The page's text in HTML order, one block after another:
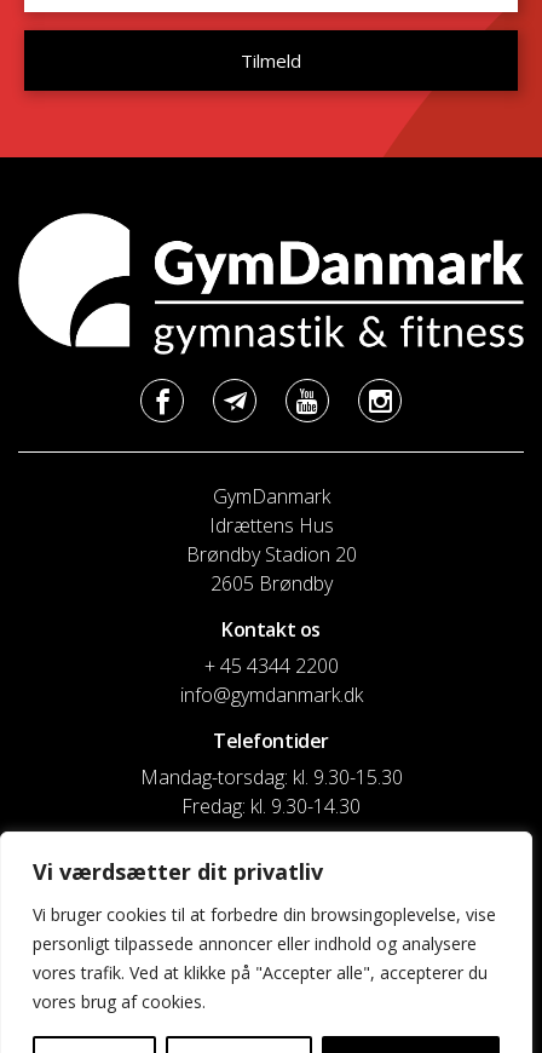
Vi værdsætter dit privatliv
Vi bruger cookies til at forbedre din browsingoplevelse, vise
personligt tilpassede annoncer eller indhold og analysere
vores trafik. Ved at klikke på "Accepter alle", accepterer du
vores brug af cookies.
GymDanmark
Idrættens Hus
Brøndby Stadion 20
2605 Brøndby
Kontakt os
+ 45 4344 2200
info@gymdanmark.dk
Telefontider
Mandag-torsdag: kl. 9.30-15.30
Fredag: kl. 9.30-14.30
CVR nr. 20916818
Reg. & Kontonr.: 4180 3119119022
Privatlivspolitik og cookies
Kontakt os